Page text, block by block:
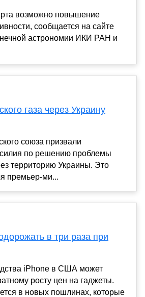
возможно повышение
сообщается на сайте
астрономии ИКИ РАН и
газа через Украину
союза призвали
по решению проблемы
территорию Украины. Это
премьер-ми...
в три раза при
iPhone в США может
росту цен на гаджеты.
в новых пошлинах, которые